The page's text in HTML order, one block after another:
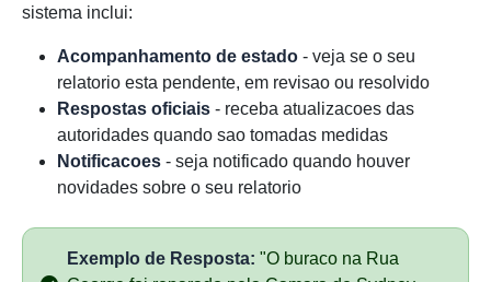
sistema inclui:
Acompanhamento de estado - veja se o seu
relatorio esta pendente, em revisao ou resolvido
Respostas oficiais - receba atualizacoes das
autoridades quando sao tomadas medidas
Notificacoes - seja notificado quando houver
novidades sobre o seu relatorio
Exemplo de Resposta: "O buraco na Rua